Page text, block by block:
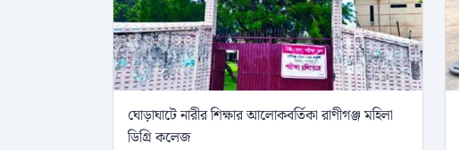
ঘোড়াঘাটে নারীর শিক্ষার আলোকবর্তিকা রাণীগঞ্জ মহিলা
ডিগ্রি কলেজ